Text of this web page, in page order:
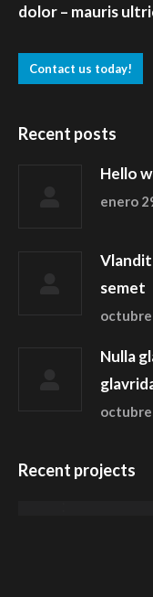
dolor – mauris
Contact us today!
Recent posts
Hello
enero
semet
octubre
Nulla
octubre
Recent projects